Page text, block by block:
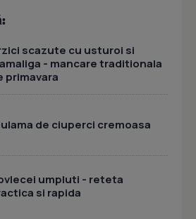
scazute cu usturoi si
- mancare traditionala
primavara
de ciuperci cremoasa
umpluti - reteta
si rapida